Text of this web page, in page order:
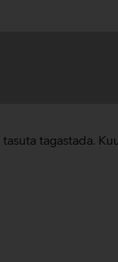
tasuta tagastada.